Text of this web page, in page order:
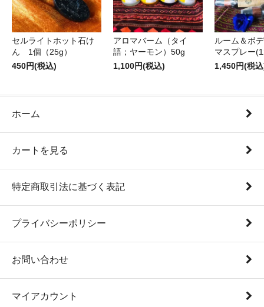
セルライトホット石け
ん 1個（25g）
450円(税込)
アロマバーム（タイ
語；ヤーモン）50g
1,100円(税込)
ルーム＆ボ
マスプレー
1,450円(税
ホーム
カートを見る
特定商取引法に基づく表記
プライバシーポリシー
お問い合わせ
マイアカウント